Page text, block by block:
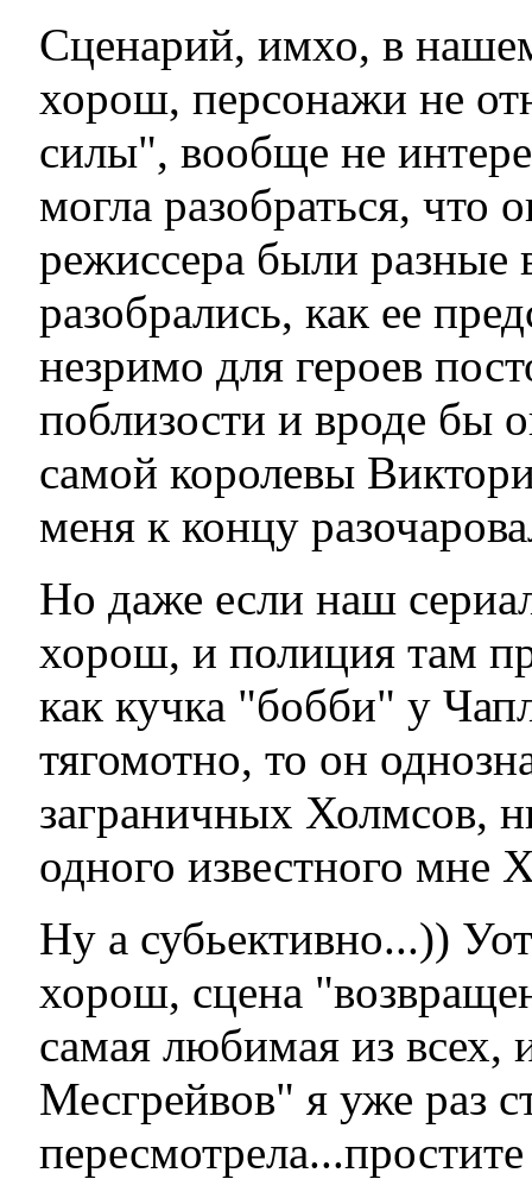
Сценарий, имхо, в
хорош, персонажи не
силы", вообще не
могла разобраться, что
режиссера были разные
разобрались, как ее
незримо для героев
поблизости и вроде бы
самой королевы
меня к концу
Но даже если наш
хорош, и полиция там
как кучка "бобби" у
тягомотно, то он
заграничных Холмсов,
одного известного мне
Ну а субьективно...))
хорош, сцена
самая любимая из
Месгрейвов" я уже раз